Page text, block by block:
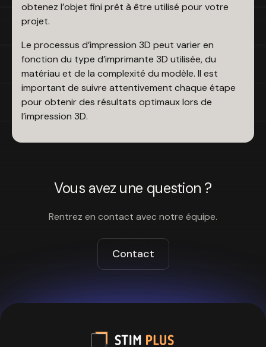
obtenez l’objet fini prêt à être utilisé pour votre
projet.
Le processus d’impression 3D peut varier en
fonction du type d’imprimante 3D utilisée, du
matériau et de la complexité du modèle. Il est
important de suivre attentivement chaque étape
pour obtenir des résultats optimaux lors de
l’impression 3D.
Vous avez une question ?
Rentrez en contact avec notre équipe.
Contact